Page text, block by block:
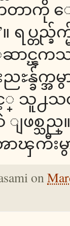
ေတြ
”။ ရပ္
င္ၾက
န္ခ်က္အ
င့္ သူ႕သ
ဖစ္သည္
ၾကီးမွ
on